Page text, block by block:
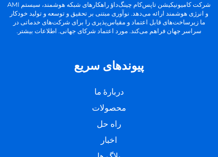
شرکت کامیونیکیشن تاپس‌کام چینگ‌داؤ راهکارهای شبکه هوشمند، سیستم AMI
و انرژی هوشمند ارائه می‌دهد. نوآوری مبتنی بر تحقیق و توسعه و تولید خودکار
ما زیرساخت‌های قابل اعتماد و مقیاس‌پذیری را برای شرکت‌های خدماتی در
سراسر جهان فراهم می‌کند. مورد اعتماد شرکای جهانی. اطلاعات بیشتر.
پیوندهای سریع
دربارهٔ ما
محصولات
راه حل
اخبار